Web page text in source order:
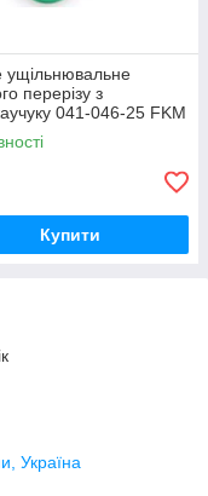
ущільнювальне
перерізу з
041-046-25 FKM
термостійке
Купити
Україна